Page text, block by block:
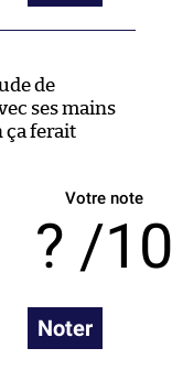
de
ses mains
ça ferait
Votre note
/10
Noter